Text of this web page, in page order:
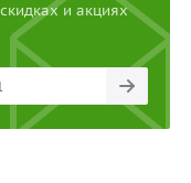
и акциях